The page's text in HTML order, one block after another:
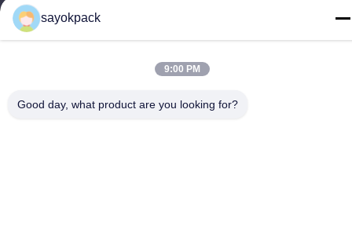
Télégramme
86-757-8660-5060
sayokpack
9:00 PM
Good day, what product are you looking for?